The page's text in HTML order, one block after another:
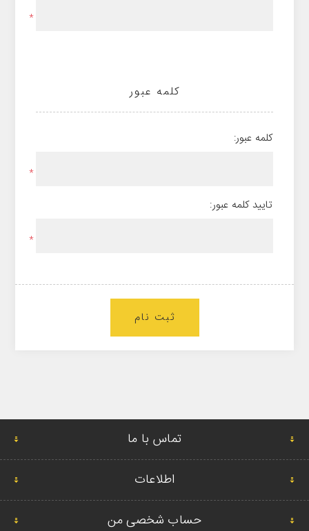
*
کلمه عبور
کلمه عبور:
*
تایید کلمه عبور:
*
ثبت نام
تماس با ما
اطلاعات
حساب شخصی من